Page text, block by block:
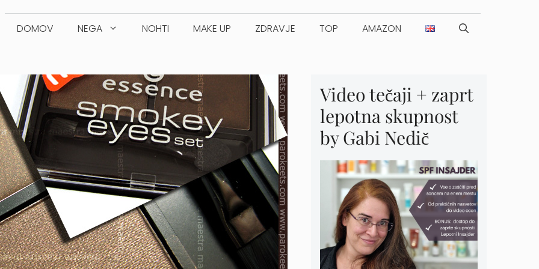
DOMOV NEGA NOHTI MAKE UP ZDRAVJE TOP AMAZON
Video tečaji + zaprt
lepotna skupnost
by Gabi Nedič